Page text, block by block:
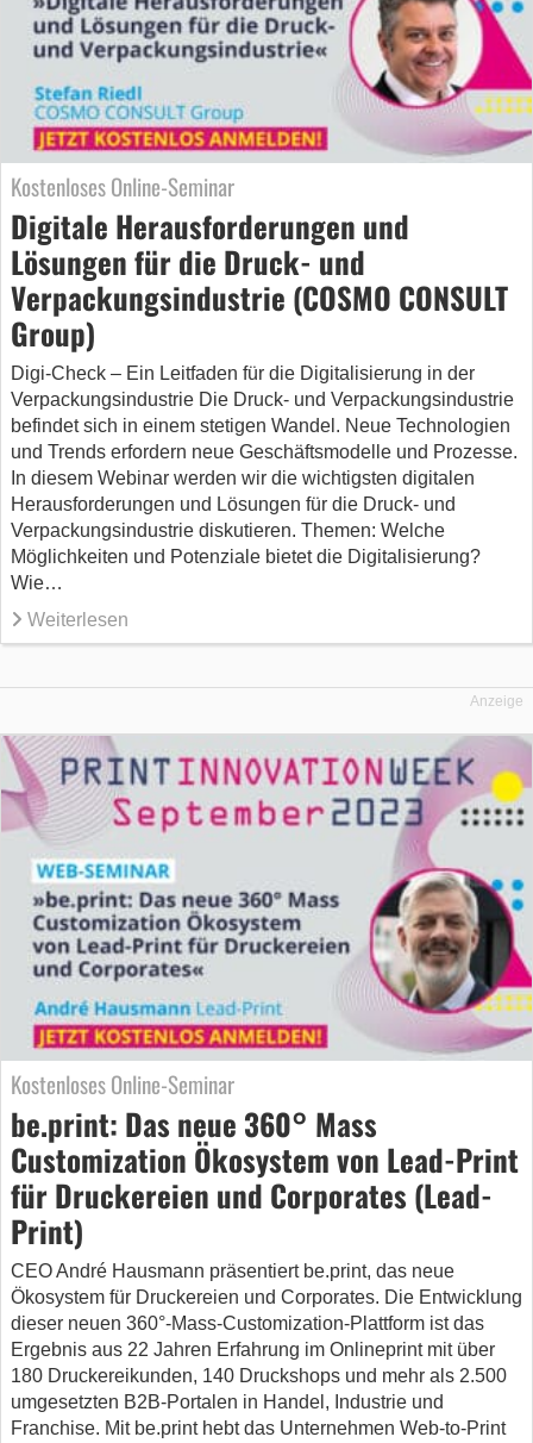
Kostenloses Online-Seminar
Digitale Herausforderungen und
Lösungen für die Druck- und
Verpackungsindustrie (COSMO CONSULT
Group)
Digi-Check – Ein Leitfaden für die Digitalisierung in der
Verpackungsindustrie Die Druck- und Verpackungsindustrie
befindet sich in einem stetigen Wandel. Neue Technologien
und Trends erfordern neue Geschäftsmodelle und Prozesse.
In diesem Webinar werden wir die wichtigsten digitalen
Herausforderungen und Lösungen für die Druck- und
Verpackungsindustrie diskutieren. Themen: Welche
Möglichkeiten und Potenziale bietet die Digitalisierung?
Wie…
Weiterlesen
Anzeige
Kostenloses Online-Seminar
be.print: Das neue 360° Mass
Customization Ökosystem von Lead-Print
für Druckereien und Corporates (Lead-
Print)
CEO André Hausmann präsentiert be.print, das neue
Ökosystem für Druckereien und Corporates. Die Entwicklung
dieser neuen 360°-Mass-Customization-Plattform ist das
Ergebnis aus 22 Jahren Erfahrung im Onlineprint mit über
180 Druckereikunden, 140 Druckshops und mehr als 2.500
umgesetzten B2B-Portalen in Handel, Industrie und
Franchise. Mit be.print hebt das Unternehmen Web-to-Print